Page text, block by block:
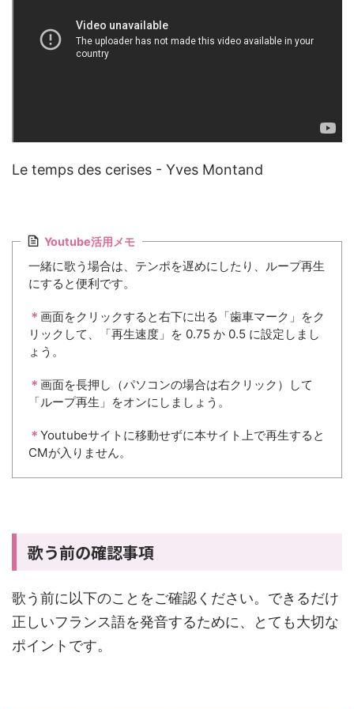
Le temps des cerises - Yves Montand
Youtube活用メモ
一緒に歌う場合は、テンポを遅めにしたり、ループ再生
にすると便利です。
＊ 画面をクリックすると右下に出る「歯車マーク」をク
リックして、「再生速度」を 0.75 か 0.5 に設定しまし
ょう。
＊ 画面を長押し（パソコンの場合は右クリック）して
「ループ再生」をオンにしましょう。
＊ Youtubeサイトに移動せずに本サイト上で再生すると
CMが入りません。
歌う前の確認事項
歌う前に以下のことをご確認ください。できるだけ
正しいフランス語を発音するために、とても大切な
ポイントです。